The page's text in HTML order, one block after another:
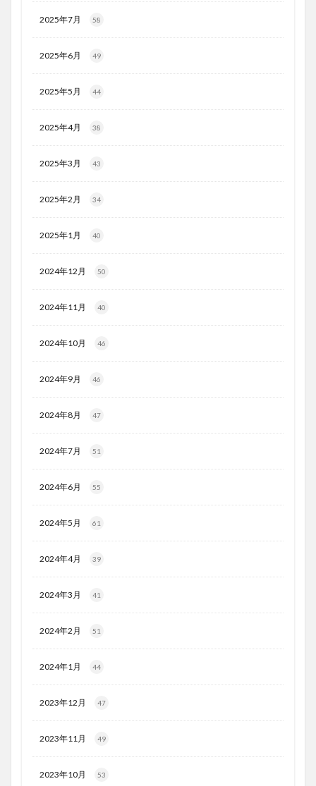
2025年7月 58
2025年6月 49
2025年5月 44
2025年4月 38
2025年3月 43
2025年2月 34
2025年1月 40
2024年12月 50
2024年11月 40
2024年10月 46
2024年9月 46
2024年8月 47
2024年7月 51
2024年6月 55
2024年5月 61
2024年4月 39
2024年3月 41
2024年2月 51
2024年1月 44
2023年12月 47
2023年11月 49
2023年10月 53